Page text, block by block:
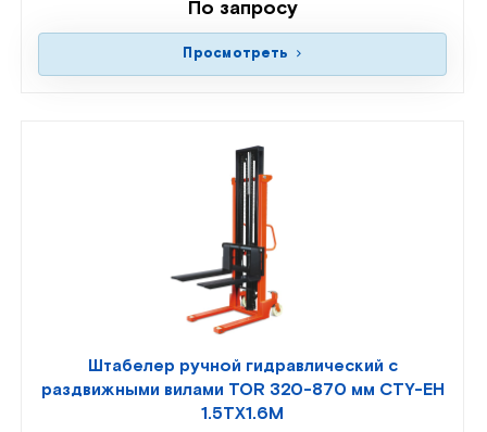
По запросу
Просмотреть
Штабелер ручной гидравлический с
раздвижными вилами TOR 320-870 мм CTY-EH
1.5TX1.6M